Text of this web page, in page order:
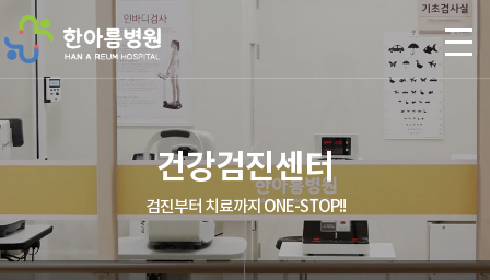
건강검진센터
검진부터 치료까지 ONE-STOP!!